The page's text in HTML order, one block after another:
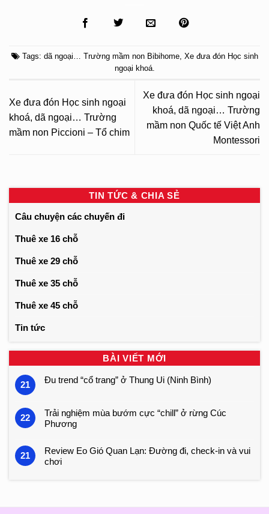
Tags: dã ngoại… Trường mầm non Bibihome, Xe đưa đón Học sinh
ngoại khoá.
Xe đưa đón Học sinh ngoại
khoá, dã ngoại… Trường
mầm non Piccioni – Tổ chim
Xe đưa đón Học sinh ngoại
khoá, dã ngoại… Trường
mầm non Quốc tế Việt Anh
Montessori
TIN TỨC & CHIA SẺ
Câu chuyện các chuyến đi
Thuê xe 16 chỗ
Thuê xe 29 chỗ
Thuê xe 35 chỗ
Thuê xe 45 chỗ
Tin tức
BÀI VIẾT MỚI
21 Đu trend “cổ trang” ở Thung Ui (Ninh Bình)
22
Trải nghiệm mùa bướm cực “chill” ở rừng Cúc
Phương
21
Review Eo Gió Quan Lạn: Đường đi, check-in và vui
chơi